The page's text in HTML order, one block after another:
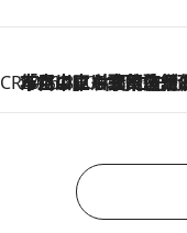
CREA'S CHOICE
2026.8.7
「立川にも歌舞伎があるんだよ」 片岡仁左衛門・市川中車ら豪華座組みで4年目の